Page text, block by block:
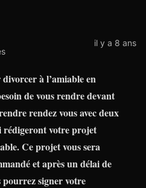
il y a 8 ans
à l’amiable en
de vous rendre devant
rendez vous avec deux
rédigeront votre projet
Ce projet vous sera
et après un délai de
signer votre